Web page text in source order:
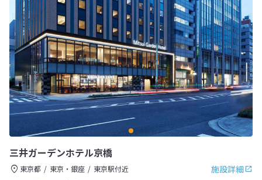
三井ガーデンホテル京橋
施設詳細
東京都 東京・銀座
東京駅付近